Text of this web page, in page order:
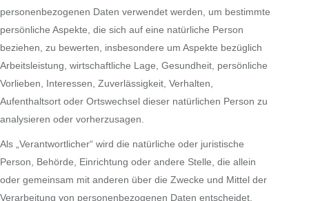
personenbezogenen Daten verwendet werden, um bestimmte
persönliche Aspekte, die sich auf eine natürliche Person
beziehen, zu bewerten, insbesondere um Aspekte bezüglich
Arbeitsleistung, wirtschaftliche Lage, Gesundheit, persönliche
Vorlieben, Interessen, Zuverlässigkeit, Verhalten,
Aufenthaltsort oder Ortswechsel dieser natürlichen Person zu
analysieren oder vorherzusagen.
Als „Verantwortlicher“ wird die natürliche oder juristische
Person, Behörde, Einrichtung oder andere Stelle, die allein
oder gemeinsam mit anderen über die Zwecke und Mittel der
Verarbeitung von personenbezogenen Daten entscheidet,